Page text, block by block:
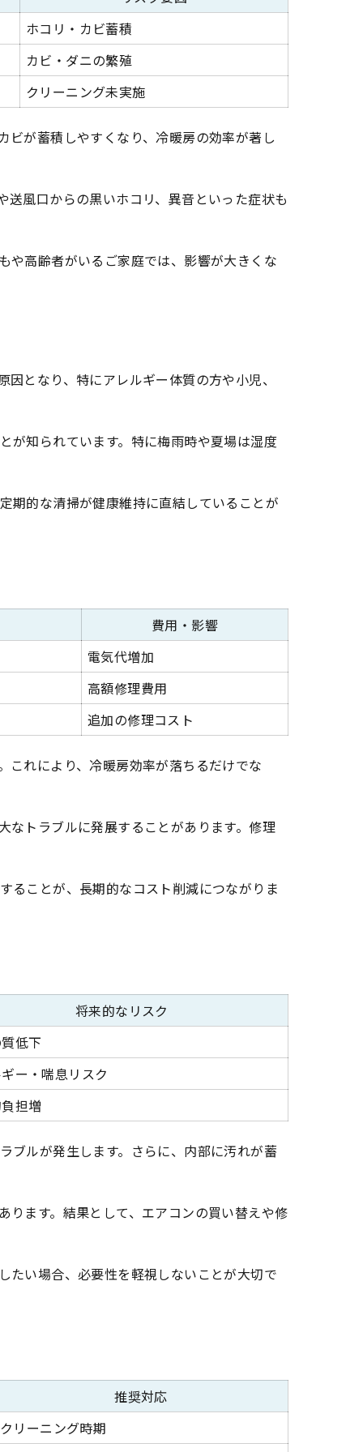
ホコリ・カビ蓄積
カビ・ダニの繁殖
クリーニング未実施
ビが蓄積しやすくなり、冷暖房の効率が著し
風口からの黒いホコリ、異音といった症状も
や高齢者がいるご家庭では、影響が大きくな
となり、特にアレルギー体質の方や小児、
が知られています。特に梅雨時や夏場は湿度
期的な清掃が健康維持に直結していることが
費用・影響
電気代増加
高額修理費用
追加の修理コスト
これにより、冷暖房効率が落ちるだけでな
なトラブルに発展することがあります。修理
ることが、長期的なコスト削減につながりま
将来的なリスク
低下
ー・喘息リスク
担増
ブルが発生します。さらに、内部に汚れが蓄
ります。結果として、エアコンの買い替えや修
たい場合、必要性を軽視しないことが大切で
推奨対応
クリーニング時期